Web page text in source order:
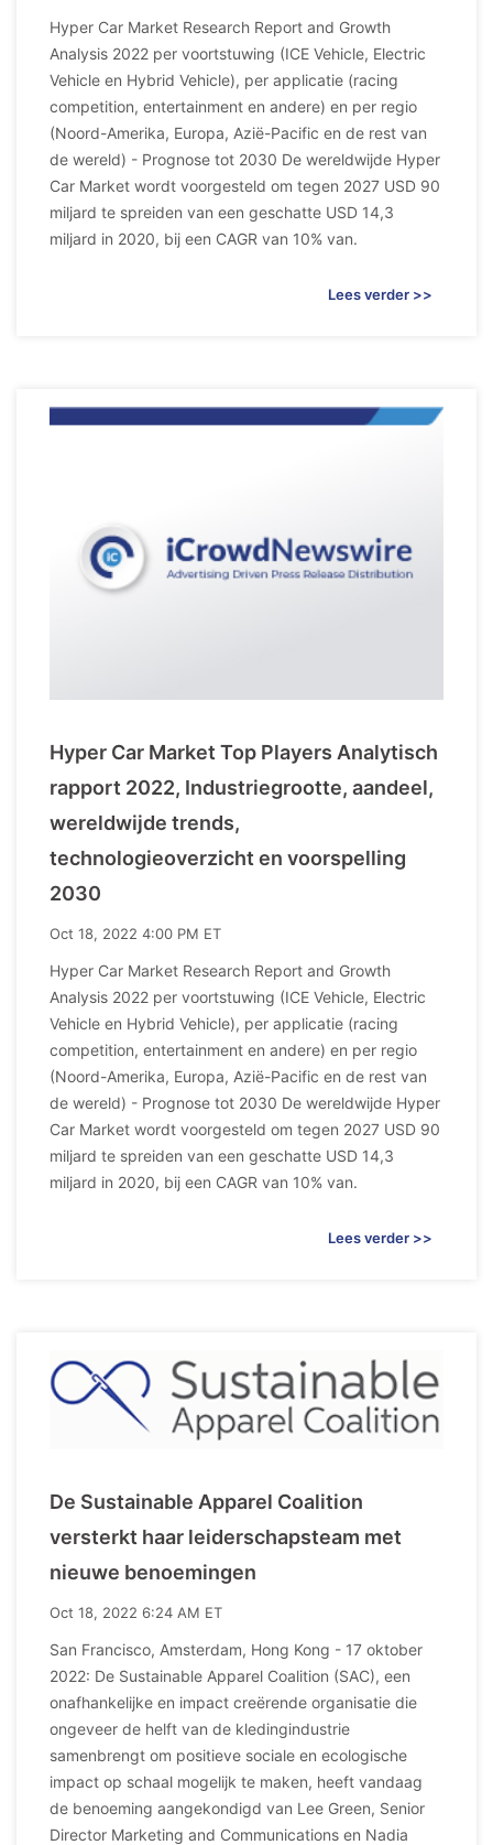
Hyper Car Market Research Report and Growth
Analysis 2022 per voortstuwing (ICE Vehicle, Electric
Vehicle en Hybrid Vehicle), per applicatie (racing
competition, entertainment en andere) en per regio
(Noord-Amerika, Europa, Azië-Pacific en de rest van
de wereld) - Prognose tot 2030 De wereldwijde Hyper
Car Market wordt voorgesteld om tegen 2027 USD 90
miljard te spreiden van een geschatte USD 14,3
miljard in 2020, bij een CAGR van 10% van.
Lees verder >>
Hyper Car Market Top Players Analytisch
rapport 2022, Industriegrootte, aandeel,
wereldwijde trends,
technologieoverzicht en voorspelling
2030
Oct 18, 2022 4:00 PM ET
Hyper Car Market Research Report and Growth
Analysis 2022 per voortstuwing (ICE Vehicle, Electric
Vehicle en Hybrid Vehicle), per applicatie (racing
competition, entertainment en andere) en per regio
(Noord-Amerika, Europa, Azië-Pacific en de rest van
de wereld) - Prognose tot 2030 De wereldwijde Hyper
Car Market wordt voorgesteld om tegen 2027 USD 90
miljard te spreiden van een geschatte USD 14,3
miljard in 2020, bij een CAGR van 10% van.
Lees verder >>
De Sustainable Apparel Coalition
versterkt haar leiderschapsteam met
nieuwe benoemingen
Oct 18, 2022 6:24 AM ET
San Francisco, Amsterdam, Hong Kong - 17 oktober
2022: De Sustainable Apparel Coalition (SAC), een
onafhankelijke en impact creërende organisatie die
ongeveer de helft van de kledingindustrie
samenbrengt om positieve sociale en ecologische
impact op schaal mogelijk te maken, heeft vandaag
de benoeming aangekondigd van Lee Green, Senior
Director Marketing and Communications en Nadia